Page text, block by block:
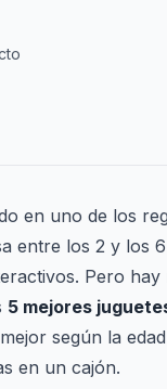
en uno de los
entre los 2 y los
Pero
5 mejores
según la
en un cajón.